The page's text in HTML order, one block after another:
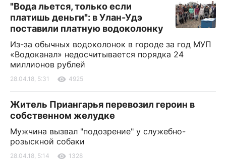
"Вода льется, только если
платишь деньги": в Улан-Удэ
поставили платную водоколонку
Из-за обычных водоколонок в городе за год МУП
«Водоканал» недосчитывается порядка 24
миллионов рублей
28.04.18, 5:31 4925
Житель Приангарья перевозил героин в
собственном желудке
Мужчина вызвал "подозрение" у служебно-
розыскной собаки
28.04.18, 5:14 1328